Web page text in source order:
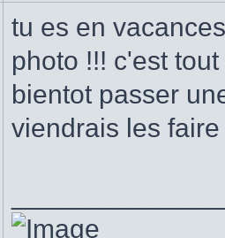
tu es en
photo !!! c'est
bientot passer
viendrais les